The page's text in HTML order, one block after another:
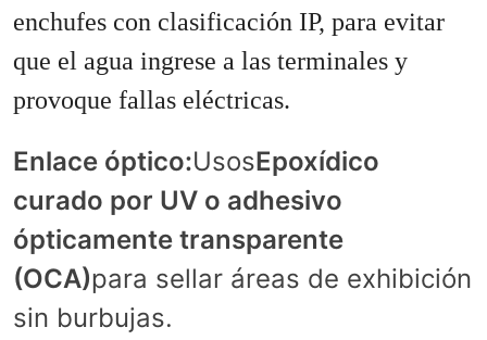
enchufes con clasificación IP, para evitar
que el agua ingrese a las terminales y
provoque fallas eléctricas.
Enlace óptico:UsosEpoxídico
curado por UV o adhesivo
ópticamente transparente
(OCA)para sellar áreas de exhibición
sin burbujas.